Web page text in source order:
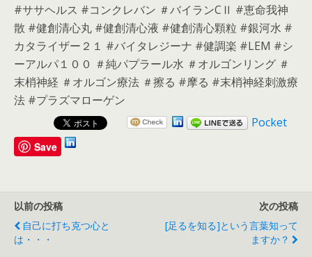
#ササヘルス #コンクレバン ＃バイランCⅡ #恵命我神
散 #健創清心丸 #健創清心液 #健創清心顆粒 #銀河水 #
カタライザー２１ #バイタレジーナ #健調楽 #LEM #シ
ーアルパ１００ ＃純パプラール水 ＃オルゴンリング ＃
末梢神経 ＃オルゴン療法 ＃擦る #摩る #末梢神経刺激療
法 #プラズマローゲン
Pocket
Save
以前の投稿
自己に打ち克つ心と
は・・・
次の投稿
[足るを知る]という言葉知って
ますか？